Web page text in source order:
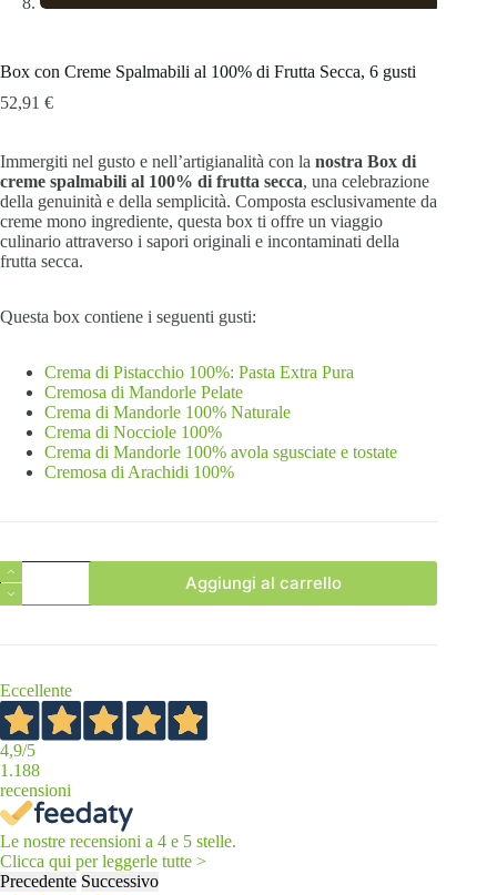
Box con Creme Spalmabili al 100% di Frutta Secca, 6 gusti
52,91 €
Immergiti nel gusto e nell’artigianalità con la nostra Box di
creme spalmabili al 100% di frutta secca, una celebrazione
della genuinità e della semplicità. Composta esclusivamente da
creme mono ingrediente, questa box ti offre un viaggio
culinario attraverso i sapori originali e incontaminati della
frutta secca.
Questa box contiene i seguenti gusti:
Crema di Pistacchio 100%: Pasta Extra Pura
Cremosa di Mandorle Pelate
Crema di Mandorle 100% Naturale
Crema di Nocciole 100%
Crema di Mandorle 100% avola sgusciate e tostate
Cremosa di Arachidi 100%
Box
con
Creme
di
Frutta
Secca,
6
gusti
quantità
Aggiungi al carrello
Eccellente
4,9/5
1.188
recensioni
Le nostre recensioni a 4 e 5 stelle.
Clicca qui per leggerle tutte >
Precedente Successivo